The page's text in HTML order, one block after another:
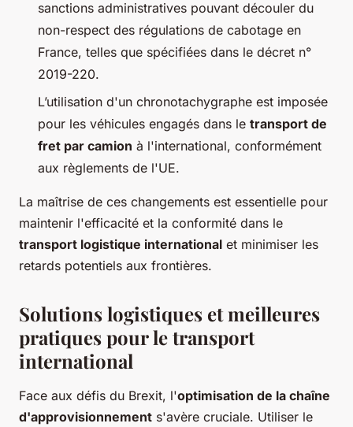
sanctions administratives pouvant découler du
non-respect des régulations de cabotage en
France, telles que spécifiées dans le décret n°
2019-220.
L’utilisation d'un chronotachygraphe est imposée
pour les véhicules engagés dans le transport de
fret par camion à l'international, conformément
aux règlements de l'UE.
La maîtrise de ces changements est essentielle pour
maintenir l'efficacité et la conformité dans le
transport logistique international et minimiser les
retards potentiels aux frontières.
Solutions logistiques et meilleures
pratiques pour le transport
international
Face aux défis du Brexit, l'optimisation de la chaîne
d'approvisionnement s'avère cruciale. Utiliser le